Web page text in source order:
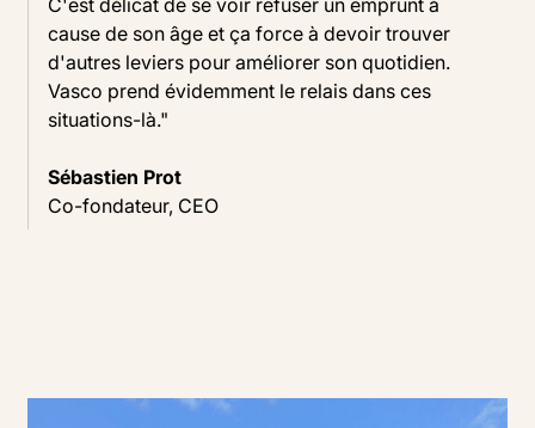
C'est délicat de se voir refuser un emprunt à
cause de son âge et ça force à devoir trouver
d'autres leviers pour améliorer son quotidien.
Vasco prend évidemment le relais dans ces
situations-là."
Sébastien Prot
Co-fondateur, CEO